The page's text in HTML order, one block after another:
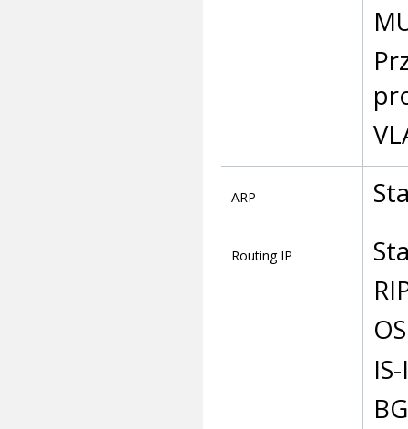
ARP
Routing IP